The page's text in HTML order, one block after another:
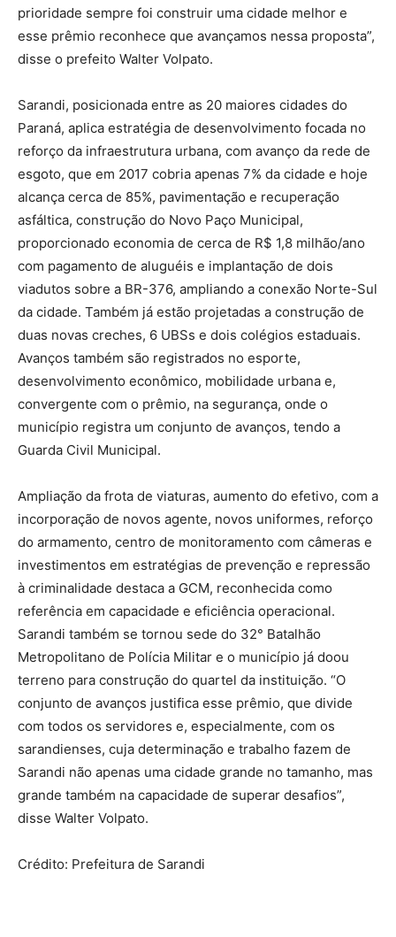
prioridade sempre foi construir uma cidade melhor e
esse prêmio reconhece que avançamos nessa proposta”,
disse o prefeito Walter Volpato.
Sarandi, posicionada entre as 20 maiores cidades do
Paraná, aplica estratégia de desenvolvimento focada no
reforço da infraestrutura urbana, com avanço da rede de
esgoto, que em 2017 cobria apenas 7% da cidade e hoje
alcança cerca de 85%, pavimentação e recuperação
asfáltica, construção do Novo Paço Municipal,
proporcionado economia de cerca de R$ 1,8 milhão/ano
com pagamento de aluguéis e implantação de dois
viadutos sobre a BR-376, ampliando a conexão Norte-Sul
da cidade. Também já estão projetadas a construção de
duas novas creches, 6 UBSs e dois colégios estaduais.
Avanços também são registrados no esporte,
desenvolvimento econômico, mobilidade urbana e,
convergente com o prêmio, na segurança, onde o
município registra um conjunto de avanços, tendo a
Guarda Civil Municipal.
Ampliação da frota de viaturas, aumento do efetivo, com a
incorporação de novos agente, novos uniformes, reforço
do armamento, centro de monitoramento com câmeras e
investimentos em estratégias de prevenção e repressão
à criminalidade destaca a GCM, reconhecida como
referência em capacidade e eficiência operacional.
Sarandi também se tornou sede do 32° Batalhão
Metropolitano de Polícia Militar e o município já doou
terreno para construção do quartel da instituição. “O
conjunto de avanços justifica esse prêmio, que divide
com todos os servidores e, especialmente, com os
sarandienses, cuja determinação e trabalho fazem de
Sarandi não apenas uma cidade grande no tamanho, mas
grande também na capacidade de superar desafios”,
disse Walter Volpato.
Crédito: Prefeitura de Sarandi